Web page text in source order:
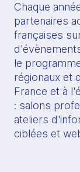
Chaque
partenaires
françaises
le
régionaux et
France et à
: salons
ateliers
ciblées et